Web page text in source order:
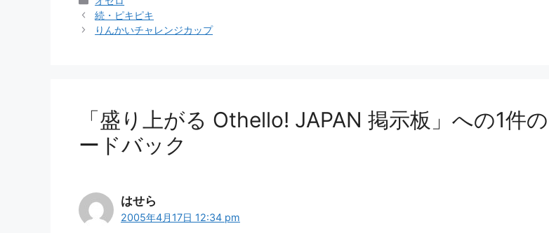
テ
ゴ
続・ピキピキ
りんかいチャレンジカップ
「盛り上がる Othello! JAPAN 掲示板」への1件
ードバック
はせら
2005年4月17日 12:34 pm